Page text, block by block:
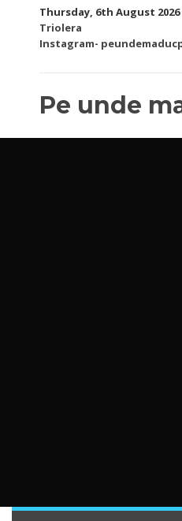
Thursday, 6th August 2026
Triolera
Instagram-
Pe unde